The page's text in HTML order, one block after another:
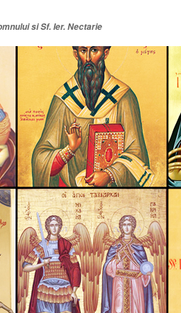
si Sf. Ier. Nectarie